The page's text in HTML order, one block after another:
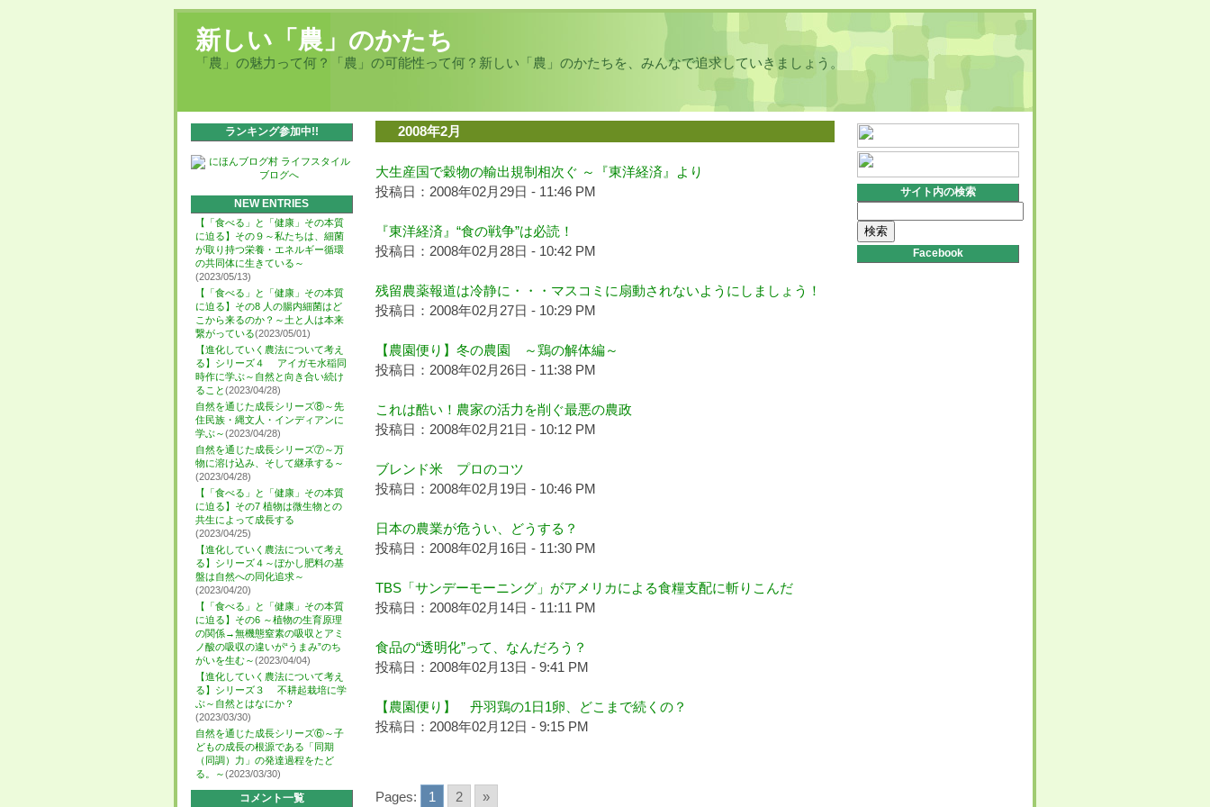
新しい「農」のかたち
「農」の魅力って何？「農」の可能性って何？新しい「農」のかたちを、みんなで追求していきましょう。
ランキング参加中!!
NEW ENTRIES
【「食べる」と「健康」その本質
に迫る】その９～私たちは、細菌
が取り持つ栄養・エネルギー循環
の共同体に生きている～
(2023/05/13)
【「食べる」と「健康」その本質
に迫る】その8 人の腸内細菌はど
こから来るのか？～土と人は本来
繋がっている(2023/05/01)
【進化していく農法について考え
る】シリーズ４ アイガモ水稲同
時作に学ぶ～自然と向き合い続け
ること(2023/04/28)
自然を通じた成長シリーズ⑧～先
住民族・縄文人・インディアンに
学ぶ～(2023/04/28)
自然を通じた成長シリーズ⑦～万
物に溶け込み、そして継承する～
(2023/04/28)
【「食べる」と「健康」その本質
に迫る】その7 植物は微生物との
共生によって成長する
(2023/04/25)
【進化していく農法について考え
る】シリーズ４～ぼかし肥料の基
盤は自然への同化追求～
(2023/04/20)
【「食べる」と「健康」その本質
に迫る】その6 ～植物の生育原理
の関係→無機態窒素の吸収とアミ
ノ酸の吸収の違いが“うまみ”のち
がいを生む～(2023/04/04)
【進化していく農法について考え
る】シリーズ３ 不耕起栽培に学
ぶ～自然とはなにか？
(2023/03/30)
自然を通じた成長シリーズ⑥～子
どもの成長の根源である「同期
（同調）力」の発達過程をたど
る。～(2023/03/30)
コメント一覧
2008年2月
大生産国で穀物の輸出規制相次ぐ ～『東洋経済』より
投稿日：2008年02月29日 - 11:46 PM
『東洋経済』“食の戦争”は必読！
投稿日：2008年02月28日 - 10:42 PM
残留農薬報道は冷静に・・・マスコミに扇動されないようにしましょう！
投稿日：2008年02月27日 - 10:29 PM
【農園便り】冬の農園 ～鶏の解体編～
投稿日：2008年02月26日 - 11:38 PM
これは酷い！農家の活力を削ぐ最悪の農政
投稿日：2008年02月21日 - 10:12 PM
ブレンド米 プロのコツ
投稿日：2008年02月19日 - 10:46 PM
日本の農業が危うい、どうする？
投稿日：2008年02月16日 - 11:30 PM
TBS「サンデーモーニング」がアメリカによる食糧支配に斬りこんだ
投稿日：2008年02月14日 - 11:11 PM
食品の“透明化”って、なんだろう？
投稿日：2008年02月13日 - 9:41 PM
【農園便り】 丹羽鶏の1日1卵、どこまで続くの？
投稿日：2008年02月12日 - 9:15 PM
Pages: 1 2 »
サイト内の検索
索:
Facebook